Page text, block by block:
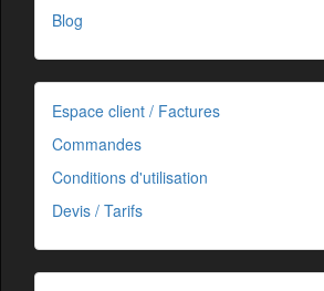
Blog
Espace client / Factures
Commandes
Conditions d'utilisation
Devis / Tarifs